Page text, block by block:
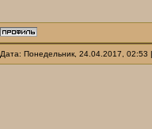
Дата: Понедельник, 24.04.2017,